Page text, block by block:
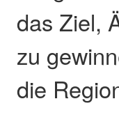
das Ziel,
zu
die